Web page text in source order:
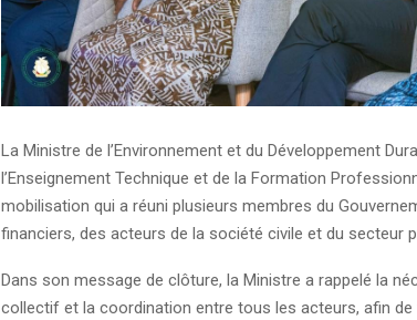
La Ministre de l’Environnement et du Développement
l’Enseignement Technique et de la Formation
mobilisation qui a réuni plusieurs membres du
financiers, des acteurs de la société civile et du secteur
Dans son message de clôture, la Ministre a rappelé la
collectif et la coordination entre tous les acteurs, afin